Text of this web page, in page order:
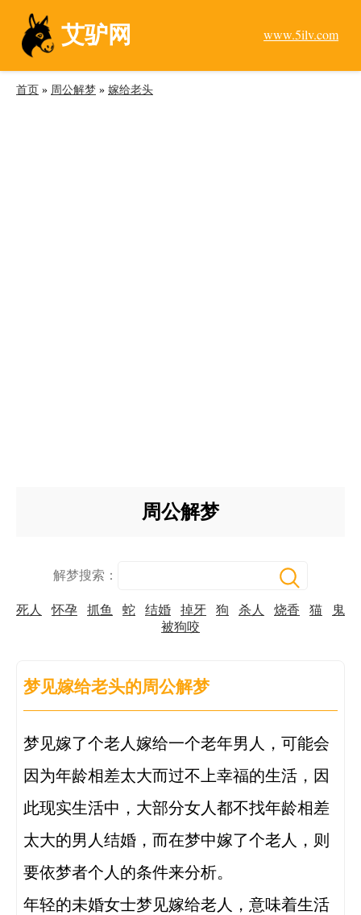
www.5ilv.com
艾驴网
首页 » 周公解梦 » 嫁给老头
周公解梦
解梦搜索：
死人 怀孕 抓鱼 蛇 结婚 掉牙 狗 杀人 烧香 猫
鬼
被狗咬
梦见嫁给老头的周公解梦
梦见嫁了个老人嫁给一个老年男人，可能会
因为年龄相差太大而过不上幸福的生活，因
此现实生活中，大部分女人都不找年龄相差
太大的男人结婚，而在梦中嫁了个老人，则
要依梦者个人的条件来分析。
年轻的未婚女士梦见嫁给老人，意味着生活